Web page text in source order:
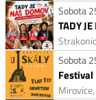
Sobota
TADY
Sobota
Festival